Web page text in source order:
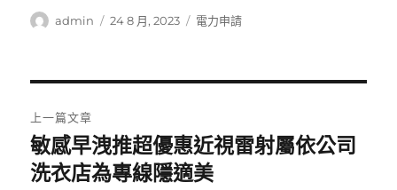
作
admin
發
24 8 月, 2023
分
電力申請
章
導
上一篇文章
上
一
敏感早洩推超優惠近視雷射屬依公司
洗衣店為專線隱適美